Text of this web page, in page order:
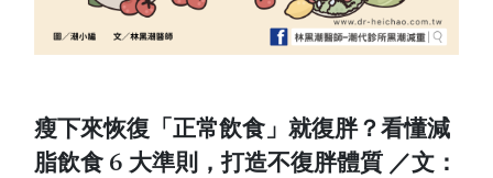
瘦下來恢復「正常飲食」就復胖？看懂減
脂飲食 6 大準則，打造不復胖體質 ／文：